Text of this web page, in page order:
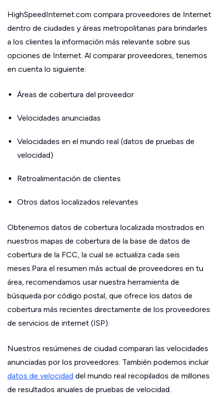
HighSpeedInternet.com compara proveedores de Internet
dentro de ciudades y áreas metropolitanas para brindarles
a los clientes la información más relevante sobre sus
opciones de Internet. Al comparar proveedores, tenemos
en cuenta lo siguiente:
Áreas de cobertura del proveedor
Velocidades anunciadas
Velocidades en el mundo real (datos de pruebas de
velocidad)
Retroalimentación de clientes
Otros datos localizados relevantes
Obtenemos datos de cobertura localizada mostrados en
nuestros mapas de cobertura de la base de datos de
cobertura de la FCC, la cual se actualiza cada seis
meses.Para el resumen más actual de proveedores en tu
área, recomendamos usar nuestra herramienta de
búsqueda por código postal, que ofrece los datos de
cobertura más recientes directamente de los proveedores
de servicios de internet (ISP).
Nuestros resúmenes de ciudad comparan las velocidades
anunciadas por los proveedores. También podemos incluir
datos de velocidad del mundo real recopilados de millones
de resultados anuales de pruebas de velocidad.